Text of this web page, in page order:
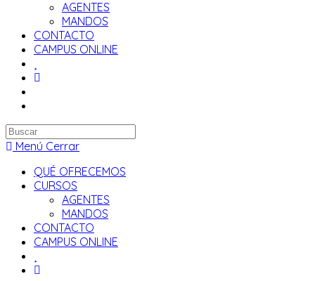
AGENTES
MANDOS
CONTACTO
CAMPUS ONLINE
Buscar
en
web
Menú Cerrar
QUÉ OFRECEMOS
CURSOS
AGENTES
MANDOS
CONTACTO
CAMPUS ONLINE